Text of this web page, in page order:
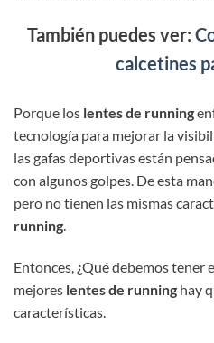
También puedes ver:
calcetines
Porque los lentes de running
tecnología para mejorar la
las gafas deportivas están
con algunos golpes. De esta
pero no tienen las mismas
running.
Entonces, ¿Qué debemos tener
mejores lentes de running hay
características.